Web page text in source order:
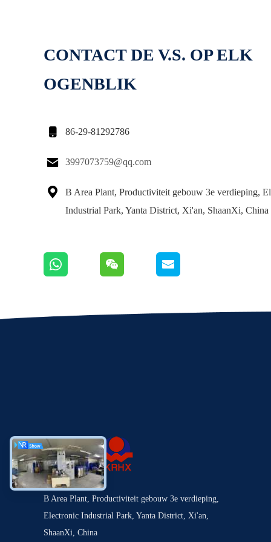
CONTACT DE V.S. OP ELK
OGENBLIK
 86-29-81292786
 3997073759@qq.com

B Area Plant, Productiviteit gebouw 3e verdieping,
Industrial Park, Yanta District, Xi'an, ShaanXi, China
B Area Plant, Productiviteit gebouw 3e verdieping,
Electronic Industrial Park, Yanta District, Xi'an,
ShaanXi, China